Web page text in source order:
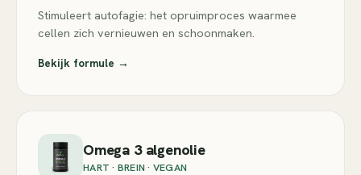
Stimuleert autofagie: het opruimproces waarmee
cellen zich vernieuwen en schoonmaken.
Bekijk formule →
Omega 3 algenolie
HART · BREIN · VEGAN